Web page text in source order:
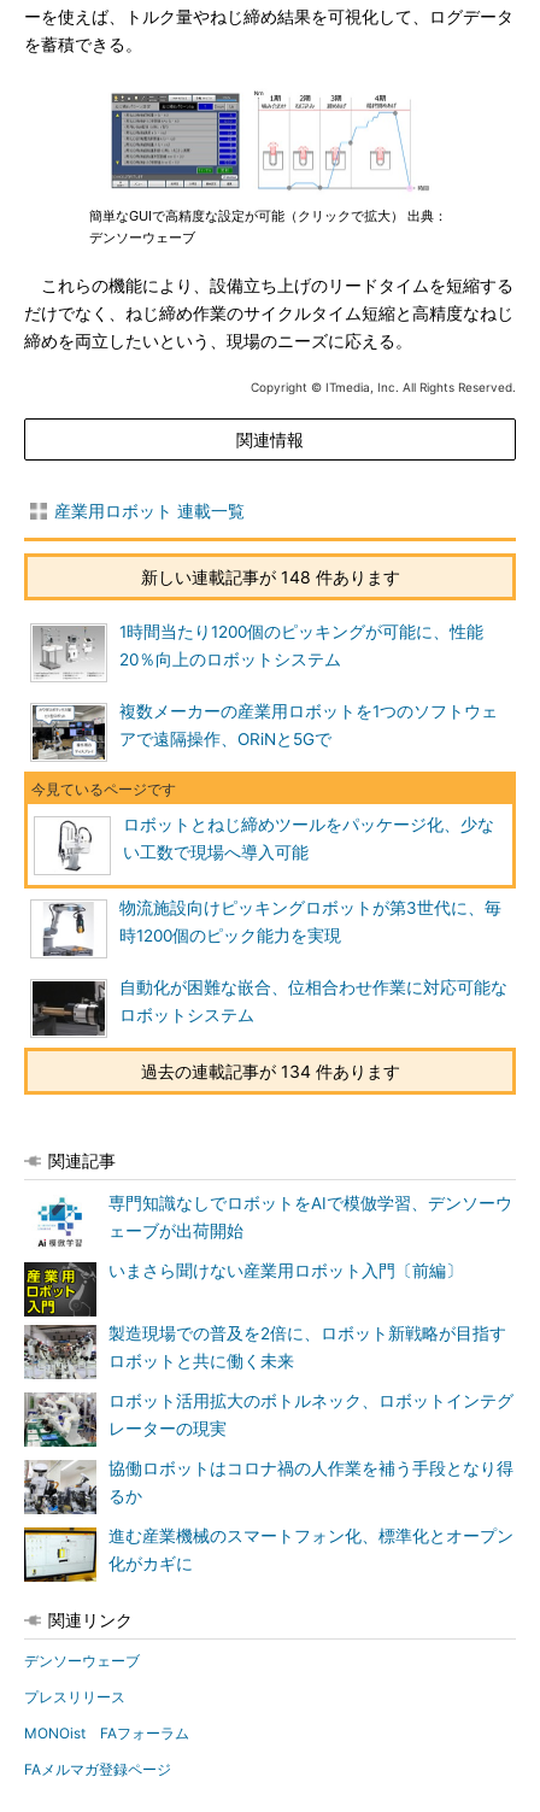
ーを使えば、トルク量やねじ締め結果を可視化して、ログデータ
を蓄積できる。
簡単なGUIで高精度な設定が可能（クリックで拡大） 出典：
デンソーウェーブ
これらの機能により、設備立ち上げのリードタイムを短縮する
だけでなく、ねじ締め作業のサイクルタイム短縮と高精度なねじ
締めを両立したいという、現場のニーズに応える。
Copyright © ITmedia, Inc. All Rights Reserved.
関連情報
産業用ロボット 連載一覧
新しい連載記事が 148 件あります
1時間当たり1200個のピッキングが可能に、性能
20％向上のロボットシステム
複数メーカーの産業用ロボットを1つのソフトウェ
アで遠隔操作、ORiNと5Gで
ロボットとねじ締めツールをパッケージ化、少な
い工数で現場へ導入可能
物流施設向けピッキングロボットが第3世代に、毎
時1200個のピック能力を実現
自動化が困難な嵌合、位相合わせ作業に対応可能な
ロボットシステム
過去の連載記事が 134 件あります
関連記事
専門知識なしでロボットをAIで模倣学習、デンソーウ
ェーブが出荷開始
いまさら聞けない産業用ロボット入門〔前編〕
製造現場での普及を2倍に、ロボット新戦略が目指す
ロボットと共に働く未来
ロボット活用拡大のボトルネック、ロボットインテグ
レーターの現実
協働ロボットはコロナ禍の人作業を補う手段となり得
るか
進む産業機械のスマートフォン化、標準化とオープン
化がカギに
関連リンク
デンソーウェーブ
プレスリリース
MONOist FAフォーラム
FAメルマガ登録ページ